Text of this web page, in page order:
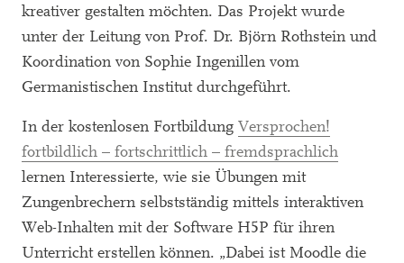
kreativer gestalten möchten. Das Projekt wurde
unter der Leitung von Prof. Dr. Björn Rothstein und
Koordination von Sophie Ingenillen vom
Germanistischen Institut durchgeführt.
In der kostenlosen Fortbildung Versprochen!
fortbildlich – fortschrittlich – fremdsprachlich
lernen Interessierte, wie sie Übungen mit
Zungenbrechern selbstständig mittels interaktiven
Web-Inhalten mit der Software H5P für ihren
Unterricht erstellen können. „Dabei ist Moodle die